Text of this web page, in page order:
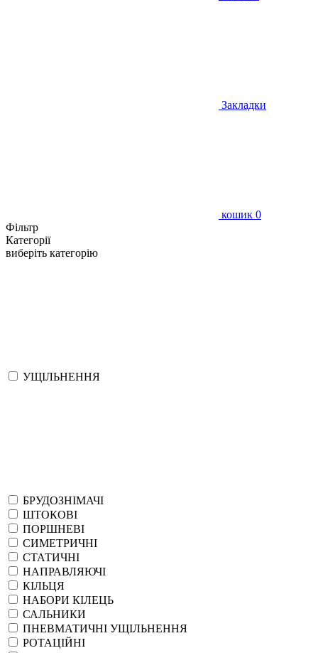
Закладки
кошик 0
Фільтр
Категорії
виберіть категорію
УЩІЛЬНЕННЯ
БРУДОЗНІМАЧІ
ШТОКОВІ
ПОРШНЕВІ
СИМЕТРИЧНІ
СТАТИЧНІ
НАПРАВЛЯЮЧІ
КІЛЬЦЯ
НАБОРИ КІЛЕЦЬ
САЛЬНИКИ
ПНЕВМАТИЧНІ УЩІЛЬНЕННЯ
РОТАЦІЙНІ